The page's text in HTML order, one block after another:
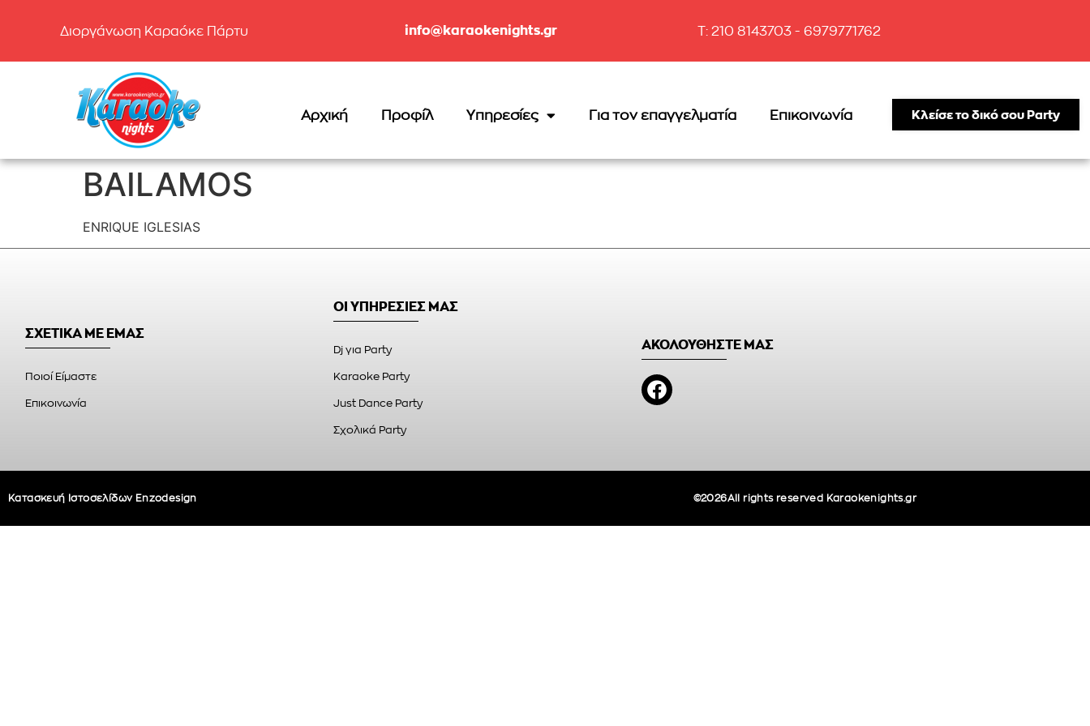
Διοργάνωση Καραόκε Πάρτυ info@karaokenights.gr T: 210 8143703 - 6979771762
Αρχική Προφίλ Υπηρεσίες Για τον επαγγελματία Επικοινωνία Κλείσε το δικό σου Party
BAILAMOS
ENRIQUE IGLESIAS
ΣΧΕΤΙΚΑ ΜΕ ΕΜΑΣ
Ποιοί Είμαστε
Επικοινωνία
ΟΙ ΥΠΗΡΕΣΙΕΣ ΜΑΣ
Dj για Party
Karaoke Party
Just Dance Party
Σχολικά Party
ΑΚΟΛΟΥΘΗΣΤΕ ΜΑΣ
Κατασκευή Ιστοσελίδων Enzodesign ©2026All rights reserved Karaokenights.gr